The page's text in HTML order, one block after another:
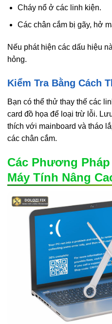
Cháy nổ ở các linh kiện.
Các chân cắm bị gãy, hở
Nếu phát hiện các dấu hiệu
hỏng.
Kiểm Tra Bằng Cách
Bạn có thể thử thay thế các
card đồ họa để loại trừ lỗi.
thích với mainboard và tháo
các chân cắm.
Các Phương
Máy Tính Nâng